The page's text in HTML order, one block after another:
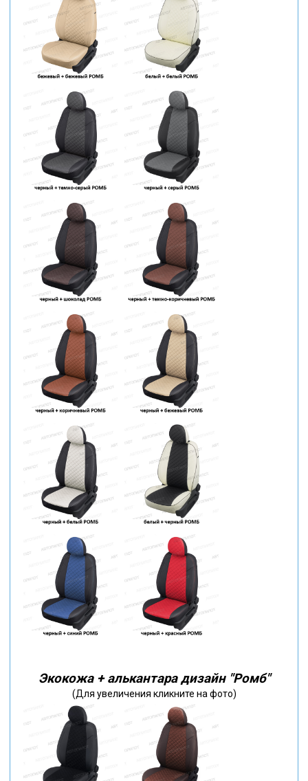
Экокожа + алькантара дизайн "Ромб"
(Для увеличения кликните на фото)